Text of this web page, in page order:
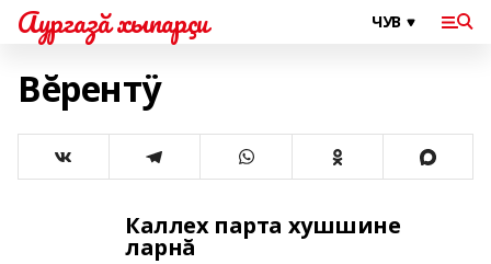
Аургазă хыпарçи
Вĕрентÿ
Каллех парта хушшине
ларнă